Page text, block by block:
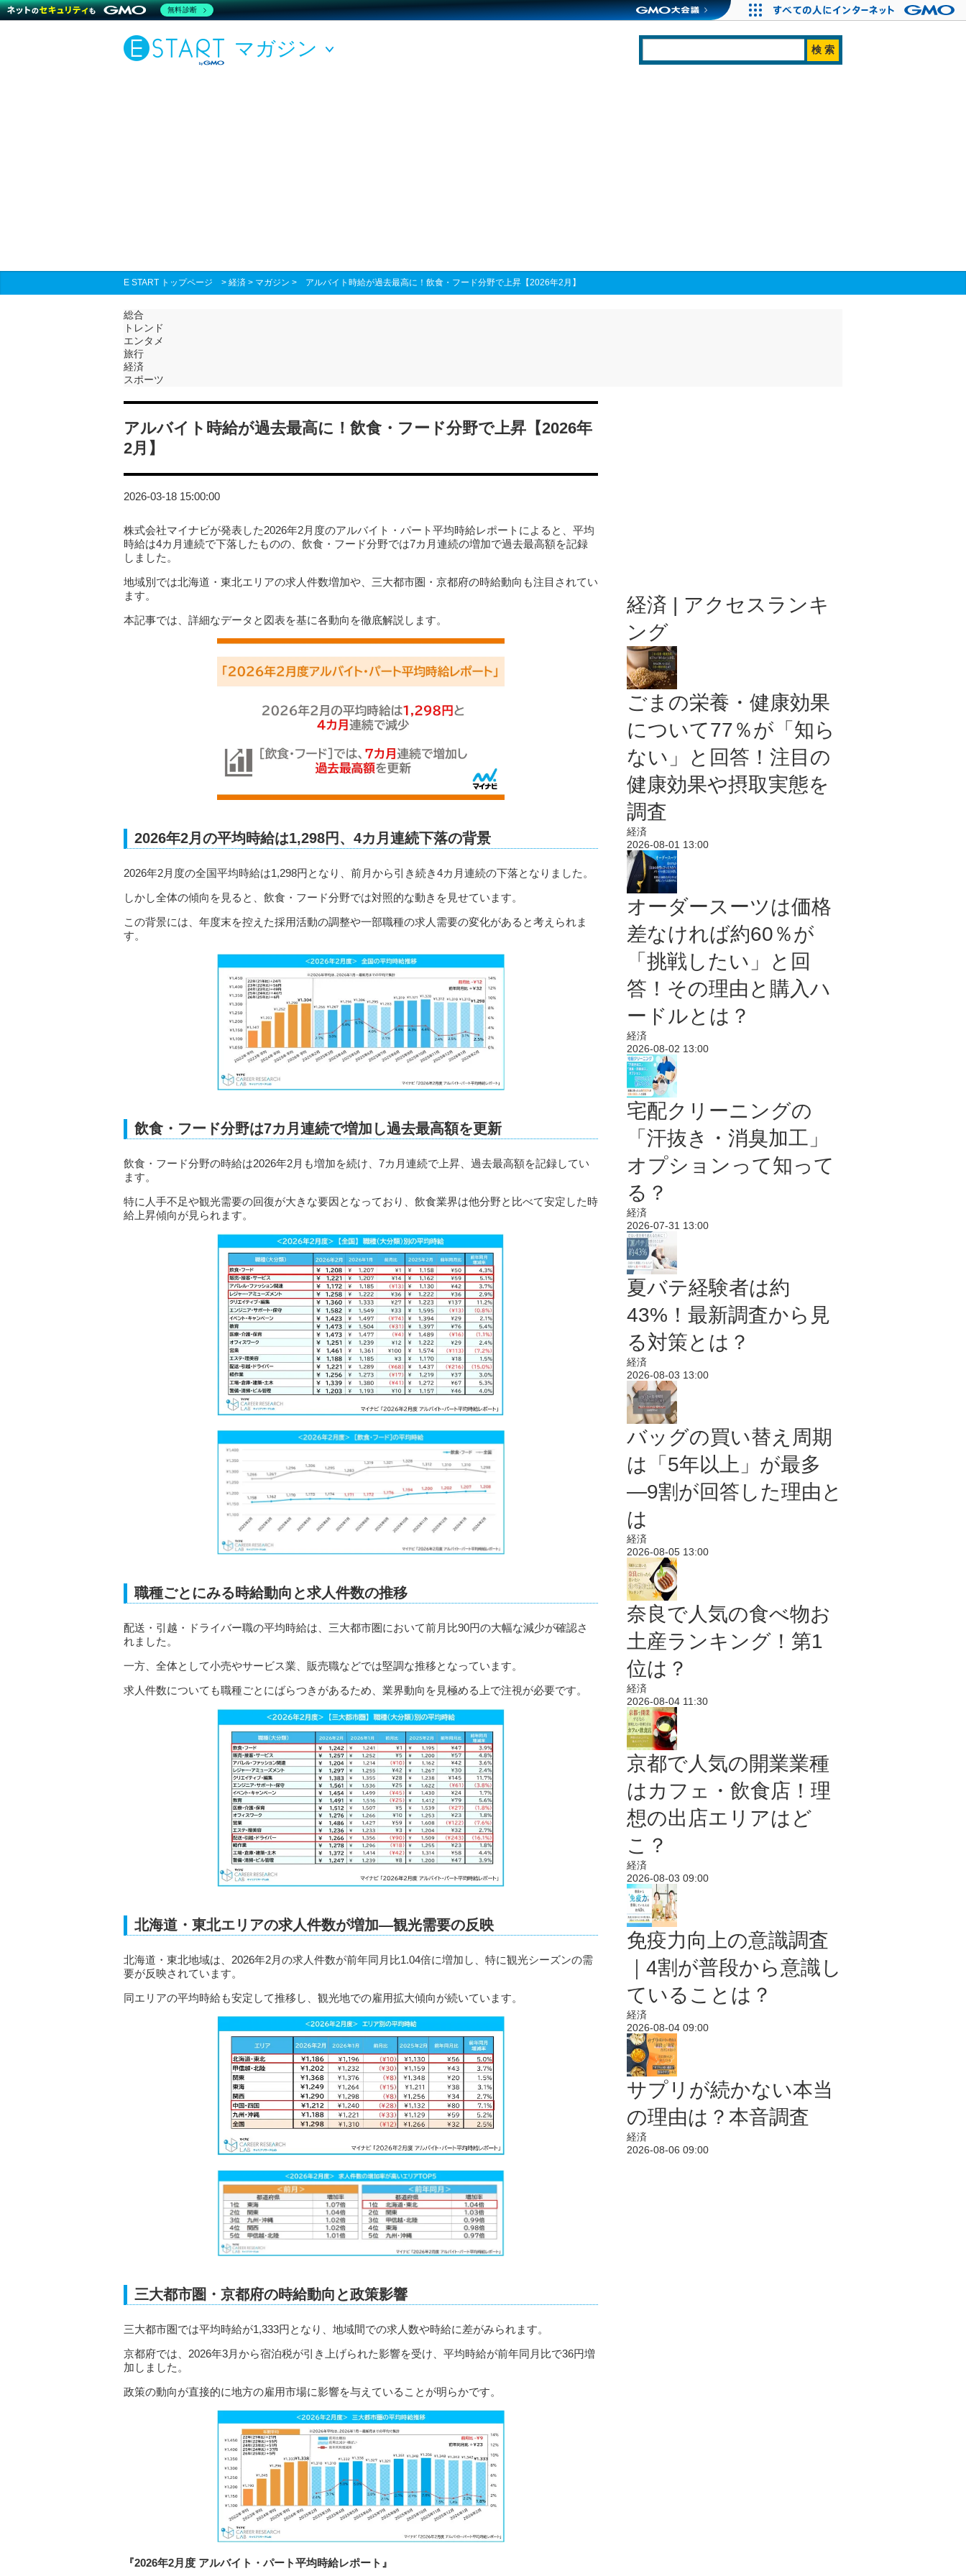
マガジン
E START トップページ > 経済 > マガジン > アルバイト時給が過去最高に！飲食・フード分野で上昇【2026年2月】
総合
トレンド
エンタメ
旅行
経済
スポーツ
アルバイト時給が過去最高に！飲食・フード分野で上昇【2026年
2月】
2026-03-18 15:00:00
株式会社マイナビが発表した2026年2月度のアルバイト・パート平均時給レポートによると、平均
時給は4カ月連続で下落したものの、飲食・フード分野では7カ月連続の増加で過去最高額を記録
しました。
地域別では北海道・東北エリアの求人件数増加や、三大都市圏・京都府の時給動向も注目されてい
ます。
本記事では、詳細なデータと図表を基に各動向を徹底解説します。
2026年2月の平均時給は1,298円、4カ月連続下落の背景
2026年2月度の全国平均時給は1,298円となり、前月から引き続き4カ月連続の下落となりました。
しかし全体の傾向を見ると、飲食・フード分野では対照的な動きを見せています。
この背景には、年度末を控えた採用活動の調整や一部職種の求人需要の変化があると考えられま
す。
飲食・フード分野は7カ月連続で増加し過去最高額を更新
飲食・フード分野の時給は2026年2月も増加を続け、7カ月連続で上昇、過去最高額を記録してい
ます。
特に人手不足や観光需要の回復が大きな要因となっており、飲食業界は他分野と比べて安定した時
給上昇傾向が見られます。
職種ごとにみる時給動向と求人件数の推移
配送・引越・ドライバー職の平均時給は、三大都市圏において前月比90円の大幅な減少が確認さ
れました。
一方、全体として小売やサービス業、販売職などでは堅調な推移となっています。
求人件数についても職種ごとにばらつきがあるため、業界動向を見極める上で注視が必要です。
北海道・東北エリアの求人件数が増加―観光需要の反映
北海道・東北地域は、2026年2月の求人件数が前年同月比1.04倍に増加し、特に観光シーズンの需
要が反映されています。
同エリアの平均時給も安定して推移し、観光地での雇用拡大傾向が続いています。
三大都市圏・京都府の時給動向と政策影響
三大都市圏では平均時給が1,333円となり、地域間での求人数や時給に差がみられます。
京都府では、2026年3月から宿泊税が引き上げられた影響を受け、平均時給が前年同月比で36円増
加しました。
政策の動向が直接的に地方の雇用市場に影響を与えていることが明らかです。
『2026年2月度 アルバイト・パート平均時給レポート』
経済 | アクセスランキ
ング
ごまの栄養・健康効果
について77％が「知ら
ない」と回答！注目の
健康効果や摂取実態を
調査
経済
2026-08-01 13:00
オーダースーツは価格
差なければ約60％が
「挑戦したい」と回
答！その理由と購入ハ
ードルとは？
経済
2026-08-02 13:00
宅配クリーニングの
「汗抜き・消臭加工」
オプションって知って
る？
経済
2026-07-31 13:00
夏バテ経験者は約
43%！最新調査から見
る対策とは？
経済
2026-08-03 13:00
バッグの買い替え周期
は「5年以上」が最多
―9割が回答した理由と
は
経済
2026-08-05 13:00
奈良で人気の食べ物お
土産ランキング！第1
位は？
経済
2026-08-04 11:30
京都で人気の開業業種
はカフェ・飲食店！理
想の出店エリアはど
こ？
経済
2026-08-03 09:00
免疫力向上の意識調査
｜4割が普段から意識し
ていることは？
経済
2026-08-04 09:00
サプリが続かない本当
の理由は？本音調査
経済
2026-08-06 09:00
無料診断